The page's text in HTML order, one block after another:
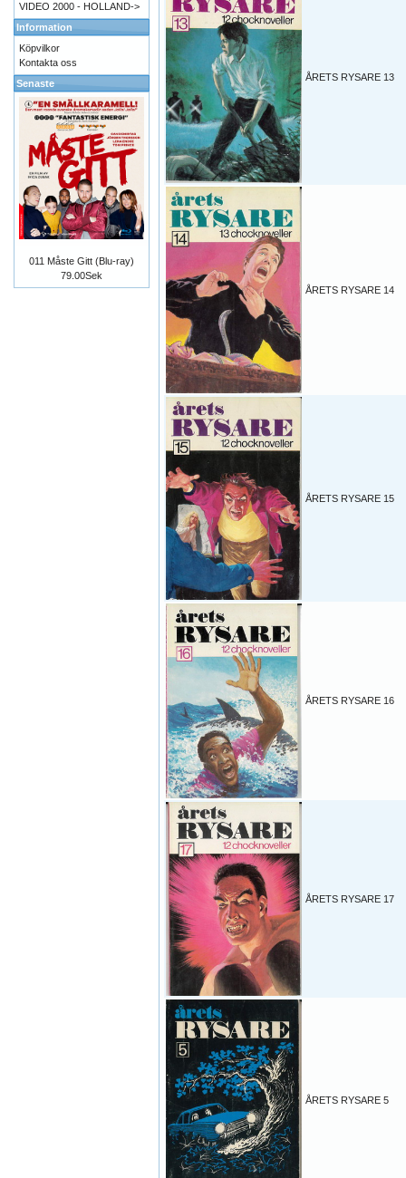
ÅRETS RYSARE 13
ÅRETS RYSARE 14
ÅRETS RYSARE 15
ÅRETS RYSARE 16
ÅRETS RYSARE 17
ÅRETS RYSARE 5
VIDEO 2000 - HOLLAND->
Information
Köpvilkor
Kontakta oss
Senaste
011 Måste Gitt (Blu-ray)
79.00Sek